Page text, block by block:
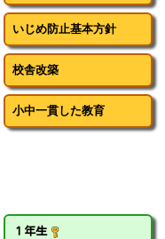
いじめ防止基本方針
校舎改築
小中一貫した教育
１年生